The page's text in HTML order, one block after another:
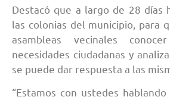
Destacó que a largo de 28 días
las colonias del municipio, para
asambleas vecinales
necesidades ciudadanas y
se puede dar respuesta a las
“Estamos con ustedes